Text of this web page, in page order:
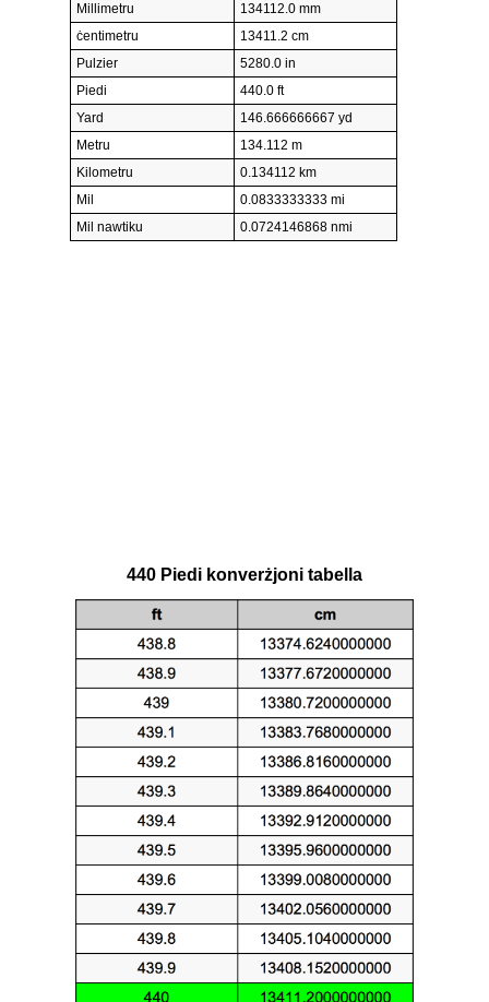
Millimetru
134112.0 mm
ċentimetru
13411.2 cm
Pulzier
5280.0 in
Piedi
440.0 ft
Yard
146.666666667 yd
Metru
134.112 m
Kilometru
0.134112 km
Mil
0.0833333333 mi
Mil nawtiku
0.0724146868 nmi
440 Piedi konverżjoni tabella